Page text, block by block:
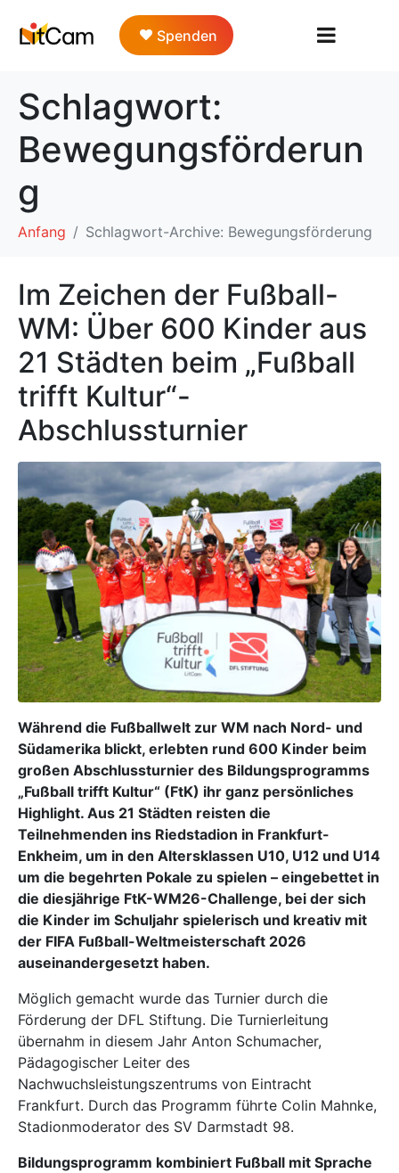
Spenden
Schlagwort:
Bewegungsförderun
g
Anfang Schlagwort-Archive: Bewegungsförderung
Im Zeichen der Fußball-
WM: Über 600 Kinder aus
21 Städten beim „Fußball
trifft Kultur“-
Abschlussturnier
Während die Fußballwelt zur WM nach Nord- und
Südamerika blickt, erlebten rund 600 Kinder beim
großen Abschlussturnier des Bildungsprogramms
„Fußball trifft Kultur“ (FtK) ihr ganz persönliches
Highlight. Aus 21 Städten reisten die
Teilnehmenden ins Riedstadion in Frankfurt-
Enkheim, um in den Altersklassen U10, U12 und U14
um die begehrten Pokale zu spielen – eingebettet in
die diesjährige FtK-WM26-Challenge, bei der sich
die Kinder im Schuljahr spielerisch und kreativ mit
der FIFA Fußball-Weltmeisterschaft 2026
auseinandergesetzt haben.
Möglich gemacht wurde das Turnier durch die
Förderung der DFL Stiftung. Die Turnierleitung
übernahm in diesem Jahr Anton Schumacher,
Pädagogischer Leiter des
Nachwuchsleistungszentrums von Eintracht
Frankfurt. Durch das Programm führte Colin Mahnke,
Stadionmoderator des SV Darmstadt 98.
Bildungsprogramm kombiniert Fußball mit Sprache